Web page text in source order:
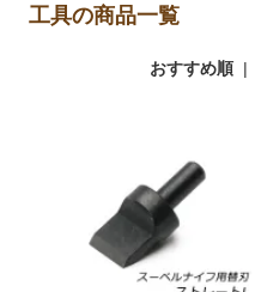
工具の商品一覧
おすすめ順|